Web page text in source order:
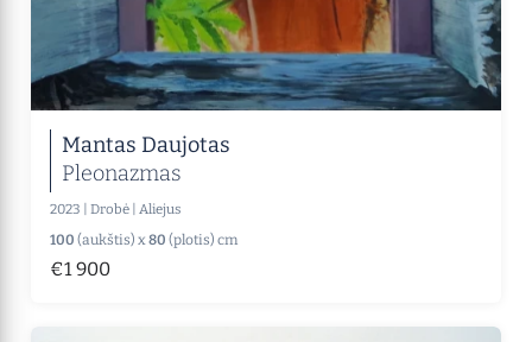
Mantas Daujotas
Pleonazmas
2023 | Drobė | Aliejus
100 (aukštis) x80 (plotis) cm
€1 900